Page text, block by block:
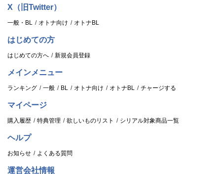
X（旧Twitter）
一般・BL オトナ向け オトナBL
はじめての方
はじめての方へ 新規会員登録
メインメニュー
ランキング 一般 BL オトナ向け オトナBL チャージする
マイページ
購入履歴 特典管理 欲しいものリスト シリアル対象商品一覧
ヘルプ
お知らせ よくある質問
運営会社情報